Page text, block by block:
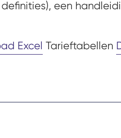
een
Excel Tarieftabellen